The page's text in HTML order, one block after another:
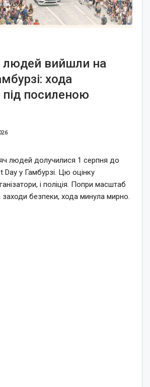
людей вийшли на
хода
під посиленою
людей долучилися 1 серпня до
Day у Гамбурзі. Цю оцінку
і поліція. Попри масштаб
заходи безпеки, хода минула мирно.